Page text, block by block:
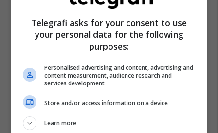
Telegrafi asks for your consent to use
your personal data for the following
purposes:
Personalised advertising and content, advertising and
content measurement, audience research and
services development
Store and/or access information on a device
Learn more